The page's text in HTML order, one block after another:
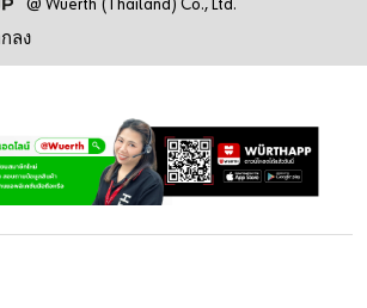
@ Wuerth (Thailand) Co., Ltd.
ลง